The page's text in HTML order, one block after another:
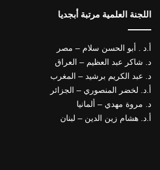
اللجنة العلمية مرتبة أبجديا
أ.د . أبو الحسن سلام – مصر
د. شاكر عبد العظيم – العراق
د. عبد الكريم برشيد – المغرب
أ.د. لخضر المنصوري – الجزائر
د. مروة مهدي – ألمانيا
أ.د. هشام زين الدين – لبنان